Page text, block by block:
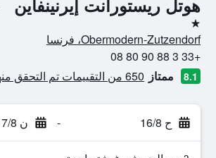
هوتل ريستورانت إيرنينفاين
نجمة واحدة
Obermodern-Zutzendorf، فرنسا
+33 3 88 90 80 08
8.1 ممتاز 650 من التقييمات تم التحقق منها
ح 16/8 - ن 17/8